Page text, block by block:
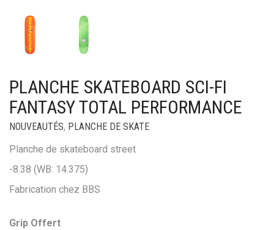
PLANCHE SKATEBOARD SCI-FI
FANTASY TOTAL PERFORMANCE
NOUVEAUTÉS, PLANCHE DE SKATE
Planche de skateboard street
-8.38 (WB: 14.375)
Fabrication chez BBS
Grip Offert